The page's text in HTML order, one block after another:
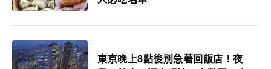
東京晚上8點後別急著回飯店！夜